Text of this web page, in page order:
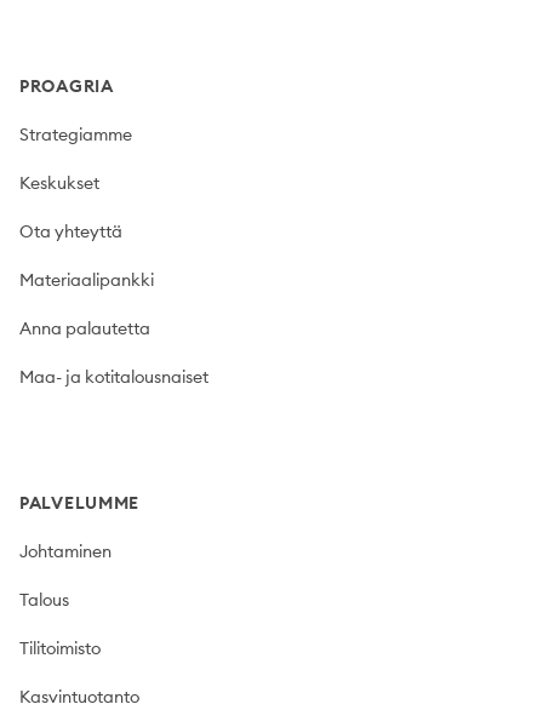
PROAGRIA
Strategiamme
Keskukset
Ota yhteyttä
Materiaalipankki
Anna palautetta
Maa- ja kotitalousnaiset
PALVELUMME
Johtaminen
Talous
Tilitoimisto
Kasvintuotanto